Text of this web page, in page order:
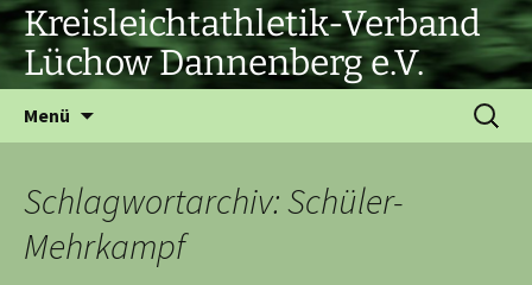
Zum
Inhalt
springen
Kreisleichtathletik-Verband
Lüchow Dannenberg e.V.
Menü
Suchen
nach:
Schlagwortarchiv: Schüler-
Mehrkampf